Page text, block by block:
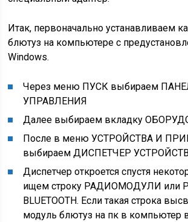
Итак, первоначально устанавливаем
блютуз на компьютере с
Windows.
Через меню ПУСК выбираем
УПРАВЛЕНИЯ
Далее выбираем вкладку
После в меню УСТРОЙСТВА И
выбираем ДИСПЕТЧЕР
Диспетчер откроется спустя
ищем строку РАДИОМОДУЛИ
BLUETOOTH. Если такая строка
модуль блютуз на пк в компьютер